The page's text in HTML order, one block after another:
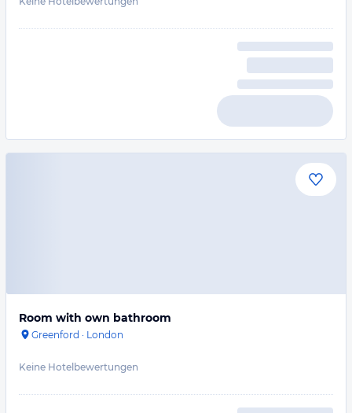
Room with own bathroom
Greenford · London
Keine Hotelbewertungen